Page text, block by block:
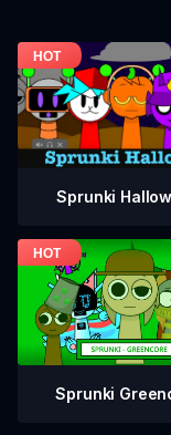
Sprunki
Sprunki